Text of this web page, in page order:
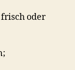
oder